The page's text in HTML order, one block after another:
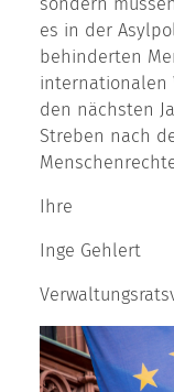
es in der
behinderten
internationalen
den nächsten
Streben nach
Ihre
Inge Gehlert